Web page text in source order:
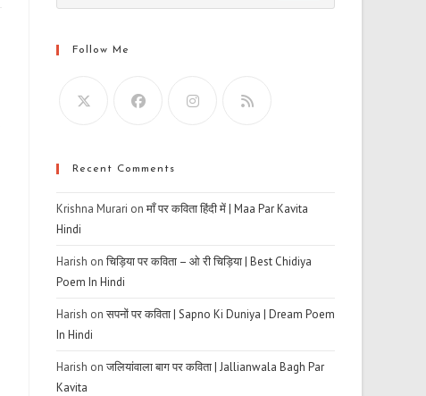
Follow Me
Recent Comments
Krishna Murari onमाँ पर कविता हिंदी में | Maa Par Kavita
Hindi
Harish onचिड़िया पर कविता – ओ री चिड़िया | Best Chidiya
Poem In Hindi
Harish onसपनों पर कविता | Sapno Ki Duniya | Dream Poem
In Hindi
Harish onजलियांवाला बाग पर कविता | Jallianwala Bagh Par
Kavita